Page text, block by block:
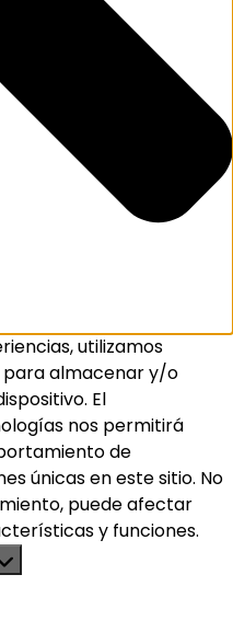
utilizamos
almacenar y/o
El
nos permitirá
de
únicas en este sitio. No
puede afectar
y funciones.